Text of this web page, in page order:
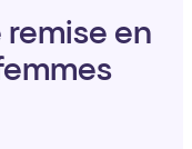
en